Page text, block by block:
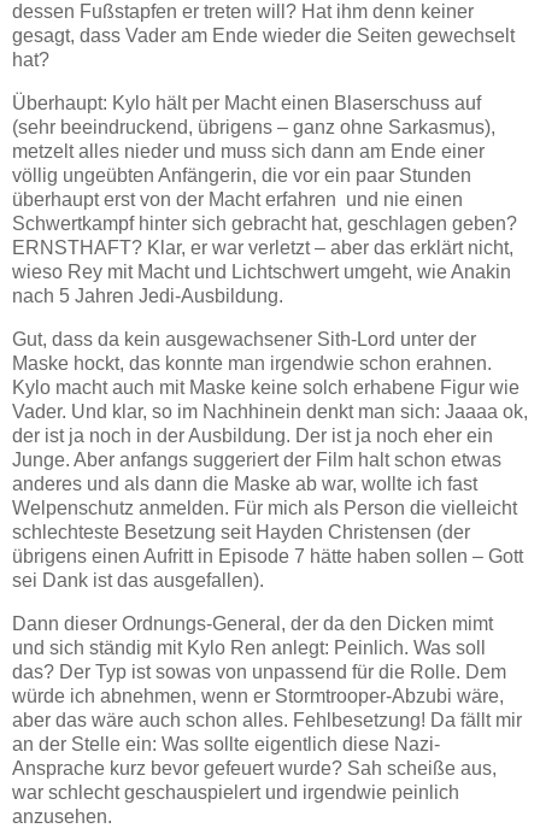
dessen Fußstapfen er treten will? Hat ihm denn keiner
gesagt, dass Vader am Ende wieder die Seiten gewechselt
hat?
Überhaupt: Kylo hält per Macht einen Blaserschuss auf
(sehr beeindruckend, übrigens – ganz ohne Sarkasmus),
metzelt alles nieder und muss sich dann am Ende einer
völlig ungeübten Anfängerin, die vor ein paar Stunden
überhaupt erst von der Macht erfahren und nie einen
Schwertkampf hinter sich gebracht hat, geschlagen geben?
ERNSTHAFT? Klar, er war verletzt – aber das erklärt nicht,
wieso Rey mit Macht und Lichtschwert umgeht, wie Anakin
nach 5 Jahren Jedi-Ausbildung.
Gut, dass da kein ausgewachsener Sith-Lord unter der
Maske hockt, das konnte man irgendwie schon erahnen.
Kylo macht auch mit Maske keine solch erhabene Figur wie
Vader. Und klar, so im Nachhinein denkt man sich: Jaaaa ok,
der ist ja noch in der Ausbildung. Der ist ja noch eher ein
Junge. Aber anfangs suggeriert der Film halt schon etwas
anderes und als dann die Maske ab war, wollte ich fast
Welpenschutz anmelden. Für mich als Person die vielleicht
schlechteste Besetzung seit Hayden Christensen (der
übrigens einen Aufritt in Episode 7 hätte haben sollen – Gott
sei Dank ist das ausgefallen).
Dann dieser Ordnungs-General, der da den Dicken mimt
und sich ständig mit Kylo Ren anlegt: Peinlich. Was soll
das? Der Typ ist sowas von unpassend für die Rolle. Dem
würde ich abnehmen, wenn er Stormtrooper-Abzubi wäre,
aber das wäre auch schon alles. Fehlbesetzung! Da fällt mir
an der Stelle ein: Was sollte eigentlich diese Nazi-
Ansprache kurz bevor gefeuert wurde? Sah scheiße aus,
war schlecht geschauspielert und irgendwie peinlich
anzusehen.